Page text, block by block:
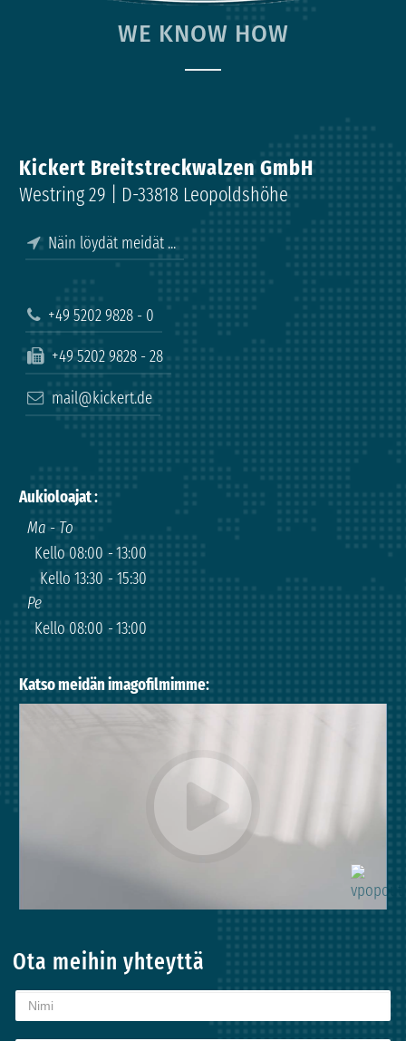
WE KNOW HOW
Kickert Breitstreckwalzen GmbH
Westring 29 | D-33818 Leopoldshöhe
Näin löydät meidät ...
+49 5202 9828 - 0
+49 5202 9828 - 28
mail@kickert.de
Aukioloajat:
Ma - To
Kello 08:00 -13:00
Kello 13:30 - 15:30
Pe
Kello 08:00 -13:00
Katso meidän imagofilmimme:
Ota meihin yhteyttä